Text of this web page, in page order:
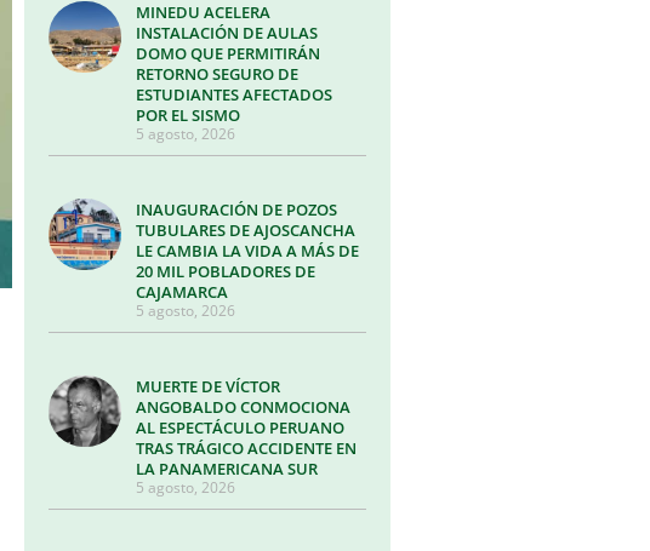
MINEDU ACELERA
INSTALACIÓN DE AULAS
DOMO QUE PERMITIRÁN
RETORNO SEGURO DE
ESTUDIANTES AFECTADOS
POR EL SISMO
5 agosto, 2026
INAUGURACIÓN DE POZOS
TUBULARES DE AJOSCANCHA
LE CAMBIA LA VIDA A MÁS DE
20 MIL POBLADORES DE
CAJAMARCA
5 agosto, 2026
MUERTE DE VÍCTOR
ANGOBALDO CONMOCIONA
AL ESPECTÁCULO PERUANO
TRAS TRÁGICO ACCIDENTE EN
LA PANAMERICANA SUR
5 agosto, 2026